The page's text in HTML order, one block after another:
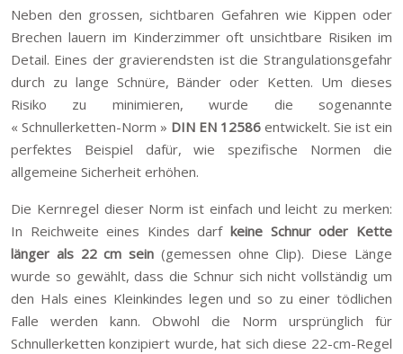
Neben den grossen, sichtbaren Gefahren wie Kippen oder
Brechen lauern im Kinderzimmer oft unsichtbare Risiken im
Detail. Eines der gravierendsten ist die Strangulationsgefahr
durch zu lange Schnüre, Bänder oder Ketten. Um dieses
Risiko zu minimieren, wurde die sogenannte
« Schnullerketten-Norm » DIN EN 12586 entwickelt. Sie ist ein
perfektes Beispiel dafür, wie spezifische Normen die
allgemeine Sicherheit erhöhen.
Die Kernregel dieser Norm ist einfach und leicht zu merken:
In Reichweite eines Kindes darfkeine Schnur oder Kette
länger als 22 cm sein (gemessen ohne Clip). Diese Länge
wurde so gewählt, dass die Schnur sich nicht vollständig um
den Hals eines Kleinkindes legen und so zu einer tödlichen
Falle werden kann. Obwohl die Norm ursprünglich für
Schnullerketten konzipiert wurde, hat sich diese 22-cm-Regel